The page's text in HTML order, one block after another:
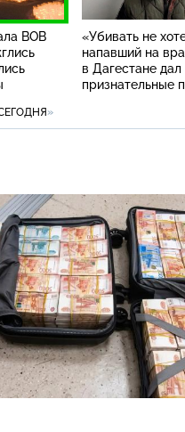
ВОВ
«Убивать не
напавший на
в Дагестане дал
признательные
»